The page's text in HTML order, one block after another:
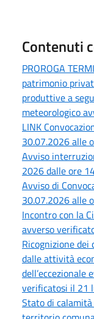
Contenuti
PROROGA
patrimonio
produttive a
meteorologico
LINK
30.07.2026 alle
Avviso
2026 dalle ore
Avviso di
30.07.2026 alle
Incontro con la
avverso
Ricognizione
dalle attività
dell’eccezionale
verificatosi il 21
Stato di